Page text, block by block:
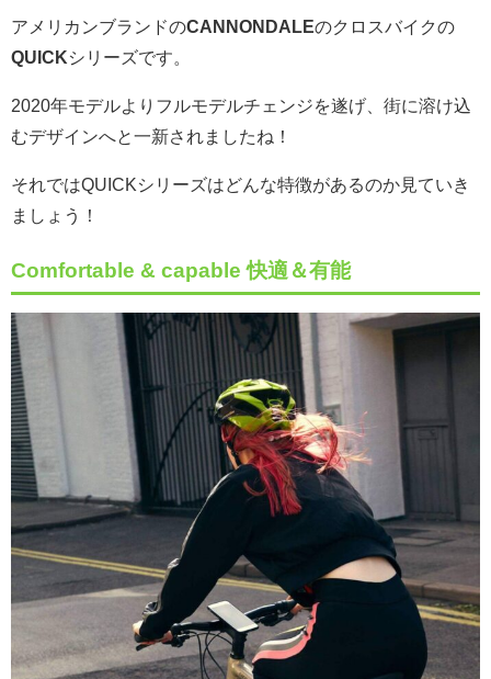
アメリカンブランドのCANNONDALEのクロスバイクの
QUICKシリーズです。
2020年モデルよりフルモデルチェンジを遂げ、街に溶け込
むデザインへと一新されましたね！
それではQUICKシリーズはどんな特徴があるのか見ていき
ましょう！
Comfortable & capable 快適＆有能